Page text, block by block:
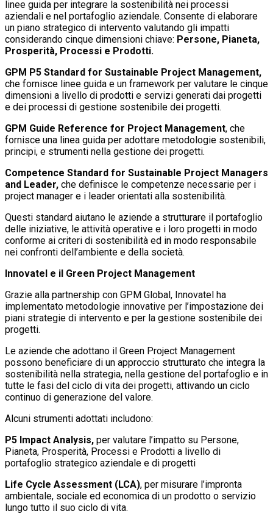
linee guida per integrare la sostenibilità nei processi
aziendali e nel portafoglio aziendale. Consente di elaborare
un piano strategico di intervento valutando gli impatti
considerando cinque dimensioni chiave: Persone, Pianeta,
Prosperità, Processi e Prodotti.
GPM P5 Standard for Sustainable Project Management,
che fornisce linee guida e un framework per valutare le cinque
dimensioni a livello di prodotti e servizi generati dai progetti
e dei processi di gestione sostenibile dei progetti.
GPM Guide Reference for Project Management, che
fornisce una linea guida per adottare metodologie sostenibili,
principi, e strumenti nella gestione dei progetti.
Competence Standard for Sustainable Project Managers
and Leader, che definisce le competenze necessarie per i
project manager e i leader orientati alla sostenibilità.
Questi standard aiutano le aziende a strutturare il portafoglio
delle iniziative, le attività operative e i loro progetti in modo
conforme ai criteri di sostenibilità ed in modo responsabile
nei confronti dell’ambiente e della società.
Innovatel e il Green Project Management
Grazie alla partnership con GPM Global, Innovatel ha
implementato metodologie innovative per l’impostazione dei
piani strategie di intervento e per la gestione sostenibile dei
progetti.
Le aziende che adottano il Green Project Management
possono beneficiare di un approccio strutturato che integra la
sostenibilità nella strategia, nella gestione del portafoglio e in
tutte le fasi del ciclo di vita dei progetti, attivando un ciclo
continuo di generazione del valore.
Alcuni strumenti adottati includono:
P5 Impact Analysis, per valutare l’impatto su Persone,
Pianeta, Prosperità, Processi e Prodotti a livello di
portafoglio strategico aziendale e di progetti
Life Cycle Assessment (LCA), per misurare l’impronta
ambientale, sociale ed economica di un prodotto o servizio
lungo tutto il suo ciclo di vita.